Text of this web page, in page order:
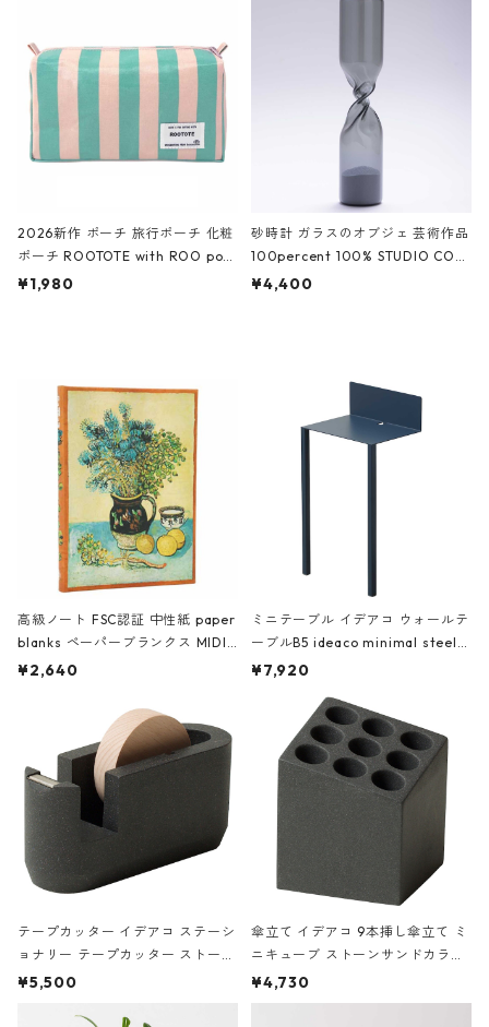
ーガンディー、オフホワイト
2026新作 ポーチ 旅行ポーチ 化粧
ポーチ ROOTOTE with ROO pou
ch 3532 ルートート WR.ポーチ.ラ
¥1,980
砂時計 ガラスのオブジェ 芸術作品
100percent 100% STUDIO COH
AKU Timeless 100パーセント ス
¥4,400
高級ノート FSC認証 中性紙 paper
blanks ペーパーブランクス MIDI
ハードカバー 罫線 ヴァン・ゴッホ
¥2,640
ミニテーブル イデアコ ウォールテ
ーブルB5 ideaco minimal steel f
urniture WALL Table B5 ネイビー
¥7,920
テープカッター イデアコ ステーシ
ョナリー テープカッター ストーン
サンドカラー 石調 ideaco Station
¥5,500
傘立て イデアコ 9本挿し傘立て ミ
ニキューブ ストーンサンドカラー
石調 ideaco Umbrella Stand CUB
E ストーンサンドブラック
¥4,730